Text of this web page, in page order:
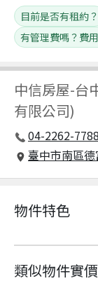
中信房屋-台
有限公司)
04-2262-7788
臺中市南區
目前是否有租約？
有管理費嗎？費
物件特色
類似物件實